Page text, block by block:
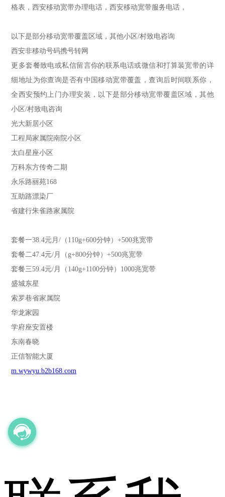
格表，西安移动宽带办理电话，西安移动宽带服务电话，
以下是部分移动宽带覆盖区域，其他小区/村致电咨询
西安非移动号码携号转网
更多套餐致电或私信留言你的联系电话或微信和打算装宽带的详
细地址为你查询是否有中国移动宽带覆盖，查询后时间联系你，
全西安预约上门办理安装，以下是部分移动宽带覆盖区域，其他
小区/村致电咨询
光大新居小区
工程局家属院南院小区
太白星座小区
万科东方传奇二期
永乐路丽苑168
互助路漂染厂
省建行朱雀路家属院
套餐一38.4元月/（110g+600分钟）+500兆宽带
套餐二47.4元/月（g+800分钟）+500兆宽带
套餐三59.4元/月（140g+1100分钟）1000兆宽带
盛城东星
索罗巷省家属院
华龙家园
学府座安置楼
东南春晓
正信智能大厦
m.wywyu.b2b168.com